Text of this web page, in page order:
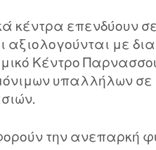
κέντρα επενδύουν
με
Κέντρο
υπαλλήλων
την ανεπαρκή